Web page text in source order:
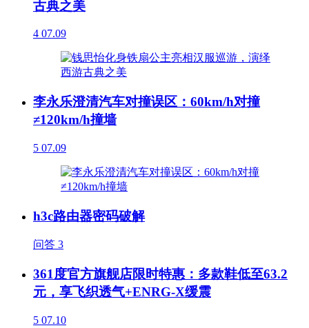
古典之美
4 07.09
李永乐澄清汽车对撞误区：60km/h对撞
≠120km/h撞墙
5 07.09
h3c路由器密码破解
问答 3
361度官方旗舰店限时特惠：多款鞋低至63.2
元，享飞织透气+ENRG-X缓震
5 07.10